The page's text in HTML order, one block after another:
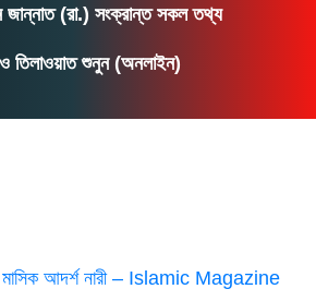
জান্নাত (রা.) সংক্রান্ত সকল তথ্য
শুনুন (অনলাইন)
মাসিক আদর্শ নারী – Islamic Magazine